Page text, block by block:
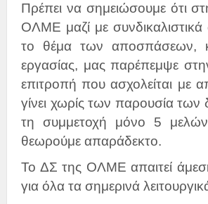
Πρέπει να σημειώσουμε ότι
ΟΛΜΕ μαζί με
το θέμα των αποσπάσεων,
εργασίας, μας παρέπεμψε
επιτροπή που ασχολείται με
γίνει χωρίς των παρουσία
τη συμμετοχή μόνο 5
θεωρούμε απαράδεκτο.
Το ΔΣ της ΟΛΜΕ απαιτεί
για όλα τα σημερινά